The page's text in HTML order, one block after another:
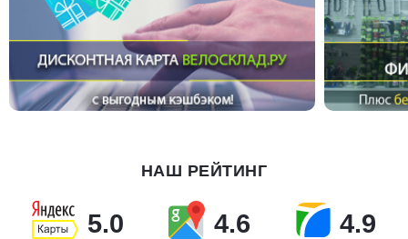
НАШ РЕЙТИНГ
5.0 4.6 4.9